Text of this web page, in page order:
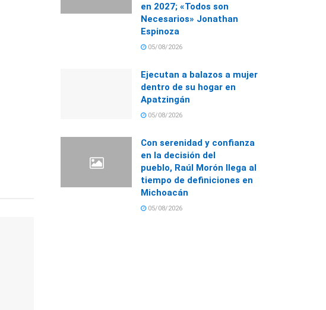
en 2027; «Todos son
Necesarios» Jonathan
Espinoza
05/08/2026
Ejecutan a balazos a mujer
dentro de su hogar en
Apatzingán
05/08/2026
Con serenidad y confianza
en la decisión del
pueblo, Raúl Morón llega al
tiempo de definiciones en
Michoacán
05/08/2026